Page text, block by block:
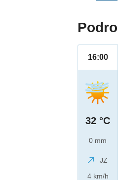
16:00
32 °C
0 mm
JZ
4 km/h